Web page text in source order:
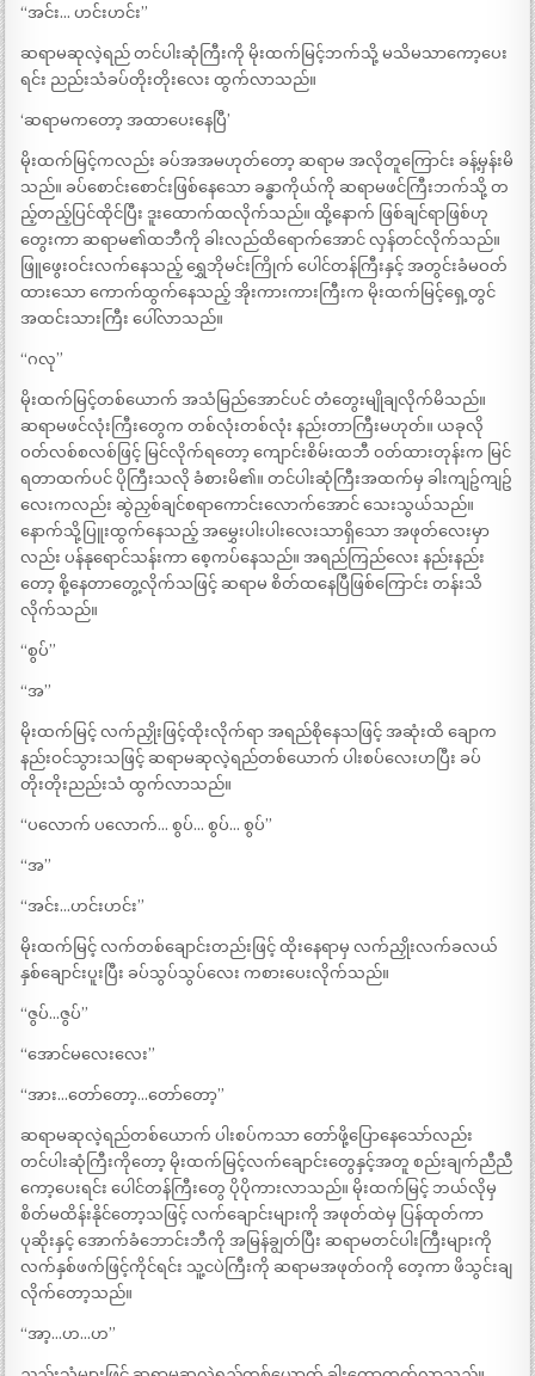
“အင်း… ဟင်းဟင်း”
ဆရာမဆုလဲ့ရည် တင်ပါးဆုံကြီးကို မိုးထက်မြင့်ဘက်သို့ မသိမသာကော့ပေး
ရင်း ညည်းသံခပ်တိုးတိုးလေး ထွက်လာသည်။
‘ဆရာမကတော့ အထာပေးနေပြီ’
မိုးထက်မြင့်ကလည်း ခပ်အအမဟုတ်တော့ ဆရာမ အလိုတူကြောင်း ခန့်မှန်းမိ
သည်။ ခပ်စောင်းစောင်းဖြစ်နေသော ခန္ဓာကိုယ်ကို ဆရာမဖင်ကြီးဘက်သို့ တ
ည့်တည့်ပြင်ထိုင်ပြီး ဒူးထောက်ထလိုက်သည်။ ထို့နောက် ဖြစ်ချင်ရာဖြစ်ဟု
တွေးကာ ဆရာမ၏ထဘီကို ခါးလည်ထိရောက်အောင် လှန်တင်လိုက်သည်။
ဖြူဖွေးဝင်းလက်နေသည့် ရွှေဘိုမင်းကြိုက် ပေါင်တန်ကြီးနှင့် အတွင်းခံမဝတ်
ထားသော ကောက်ထွက်နေသည့် အိုးကားကားကြီးက မိုးထက်မြင့်ရှေ့တွင်
အထင်းသားကြီး ပေါ်လာသည်။
“ဂလု”
မိုးထက်မြင့်တစ်ယောက် အသံမြည်အောင်ပင် တံတွေးမျိုချလိုက်မိသည်။
ဆရာမဖင်လုံးကြီးတွေက တစ်လုံးတစ်လုံး နည်းတာကြီးမဟုတ်။ ယခုလို
ဝတ်လစ်စလစ်ဖြင့် မြင်လိုက်ရတော့ ကျောင်းစိမ်းထဘီ ဝတ်ထားတုန်းက မြင်
ရတာထက်ပင် ပိုကြီးသလို ခံစားမိ၏။ တင်ပါးဆုံကြီးအထက်မှ ခါးကျဥ်ကျဥ်
လေးကလည်း ဆွဲညှစ်ချင်စရာကောင်းလောက်အောင် သေးသွယ်သည်။
နောက်သို့ပြူးထွက်နေသည့် အမွှေးပါးပါးလေးသာရှိ​သော အဖုတ်လေးမှာ
လည်း ပန်နုရောင်သန်းကာ စေ့ကပ်နေသည်။ အရည်ကြည်လေး နည်းနည်း
တော့ စို့နေတာတွေ့လိုက်သဖြင့် ဆရာမ စိတ်ထနေပြီဖြစ်ကြောင်း တန်းသိ
လိုက်သည်။
“စွပ်”
“အ”
မိုးထက်မြင့် လက်ညှိုးဖြင့်ထိုးလိုက်ရာ အရည်စိုနေသဖြင့် အဆုံးထိ ချောက
နည်းဝင်သွားသဖြင့် ဆရာမဆုလဲ့ရည်တစ်ယောက် ပါးစပ်လေးဟပြီး ခပ်
တိုးတိုးညည်းသံ ထွက်လာသည်။
“ပလောက် ပလောက်… စွပ်… စွပ်… စွပ်”
“အ”
“အင်း…ဟင်းဟင်း”
မိုးထက်မြင့် လက်တစ်ချောင်းတည်းဖြင့် ထိုးနေရာမှ လက်ညှိုးလက်ခလယ်
နှစ်ချောင်းပူးပြီး ခပ်သွပ်သွပ်လေး ကစားပေးလိုက်သည်။
“ဇွပ်…ဇွပ်”
“အောင်မလေးလေး”
“အား…တော်တော့…တော်တော့”
ဆရာမဆုလဲ့ရည်တစ်ယောက် ပါးစပ်ကသာ တော်ဖို့ပြောနေသော်လည်း
တင်ပါးဆုံကြီးကိုတော့ မိုးထက်မြင့်လက်ချောင်းတွေနှင့်အတူ စည်းချက်ညီညီ
ကော့ပေးရင်း ပေါင်တန်ကြီးတွေ ပိုပိုကားလာသည်။ မိုးထက်မြင့် ဘယ်လိုမှ
စိတ်မထိန်းနိုင်တော့သဖြင့် လက်ချောင်းများကို အဖုတ်ထဲမှ ပြန်ထုတ်ကာ
ပုဆိုးနှင့် အောက်ခံဘောင်းဘီကို အမြန်ချွတ်ပြီး ဆရာမတင်ပါးကြီးများကို
လက်နှစ်ဖက်ဖြင့်ကိုင်ရင်း သူ့ငပဲကြီးကို ဆရာမအဖုတ်ဝကို တေ့ကာ ဖိသွင်းချ
လိုက်တော့သည်။
“အာ့…ဟ…ဟ”